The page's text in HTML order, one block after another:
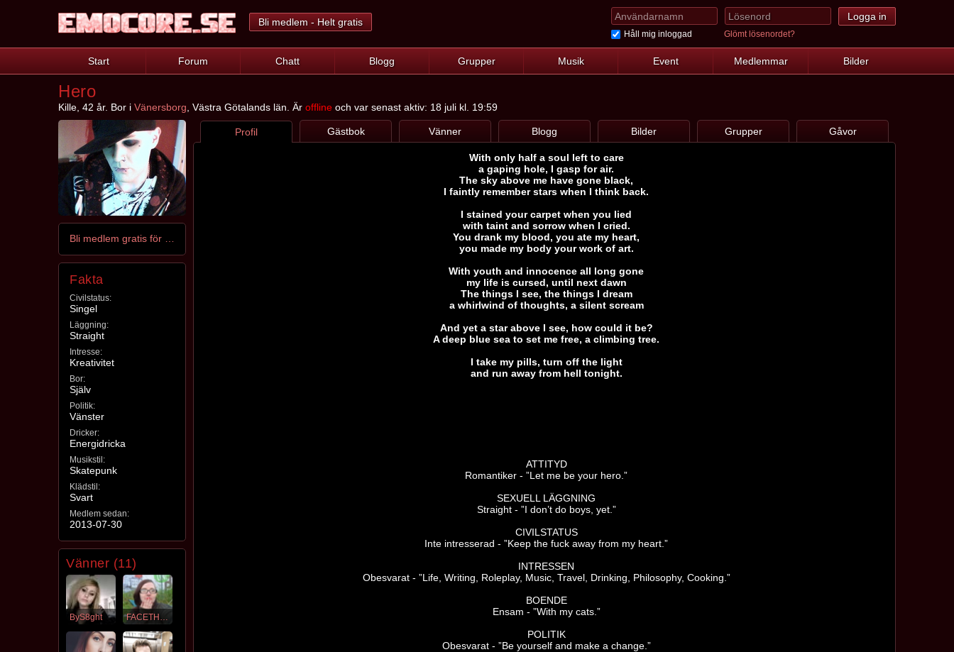
Bli medlem - Helt gratis
Håll mig inloggad Glömt lösenordet?
Start Forum Chatt Blogg Grupper Musik Event Medlemmar Bilder
Hero
Kille, 42 år. Bor i Vänersborg , Västra Götalands län. Är offline och var senast aktiv: 18 juli kl. 19:59
Fakta
Civilstatus:
Singel
Läggning:
Straight
Intresse:
Kreativitet
Bor:
Själv
Politik:
Vänster
Dricker:
Energidricka
Musikstil:
Skatepunk
Klädstil:
Svart
Medlem sedan:
2013-07-30
Vänner (11)
ByS8ght FACETHEMUSIC
Profil Gästbok Vänner Blogg Bilder Grupper Gåvor
With only half a soul left to care
a gaping hole, I gasp for air.
The sky above me have gone black,
I faintly remember stars when I think back.
I stained your carpet when you lied
with taint and sorrow when I cried.
You drank my blood, you ate my heart,
you made my body your work of art.
With youth and innocence all long gone
my life is cursed, until next dawn
The things I see, the things I dream
a whirlwind of thoughts, a silent scream
And yet a star above I see, how could it be?
A deep blue sea to set me free, a climbing tree.
I take my pills, turn off the light
and run away from hell tonight.
ATTITYD
Romantiker - ”Let me be your hero.”
SEXUELL LÄGGNING
Straight - ”I don’t do boys, yet.”
CIVILSTATUS
Inte intresserad - ”Keep the fuck away from my heart.”
INTRESSEN
Obesvarat - ”Life, Writing, Roleplay, Music, Travel, Drinking, Philosophy, Cooking.”
BOENDE
Ensam - ”With my cats.”
POLITIK
Obesvarat - ”Be yourself and make a change.”